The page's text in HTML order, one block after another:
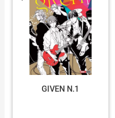
GIVEN N.1